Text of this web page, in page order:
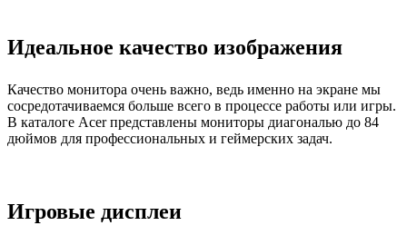
Идеальное качество изображения
Качество монитора очень важно, ведь именно на экране мы
сосредотачиваемся больше всего в процессе работы или игры.
В каталоге Acer представлены мониторы диагональю до 84
дюймов для профессиональных и геймерских задач.
Игровые дисплеи